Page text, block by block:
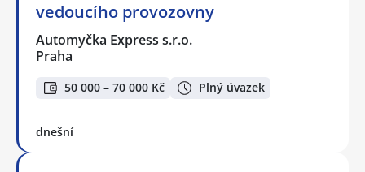
vedoucího provozovny
Automyčka Express s.r.o.
Praha
50 000 – 70 000 Kč Plný úvazek
dnešní